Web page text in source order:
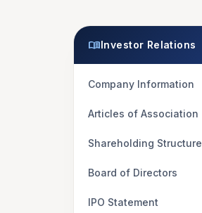
menu_bookInvestor Relations
Company Information
Articles of Association
Shareholding Structure
Board of Directors
IPO Statement